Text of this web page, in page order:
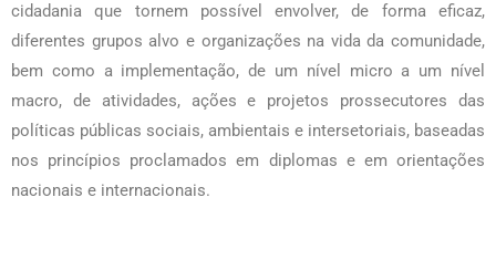
cidadania que tornem possível envolver, de forma eficaz,
diferentes grupos alvo e organizações na vida da comunidade,
bem como a implementação, de um nível micro a um nível
macro, de atividades, ações e projetos prossecutores das
políticas públicas sociais, ambientais e intersetoriais, baseadas
nos princípios proclamados em diplomas e em orientações
nacionais e internacionais.